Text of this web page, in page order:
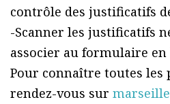
contrôle des justificatifs
-Scanner les justificatifs
associer au formulaire en
Pour connaître toutes les
rendez-vous sur